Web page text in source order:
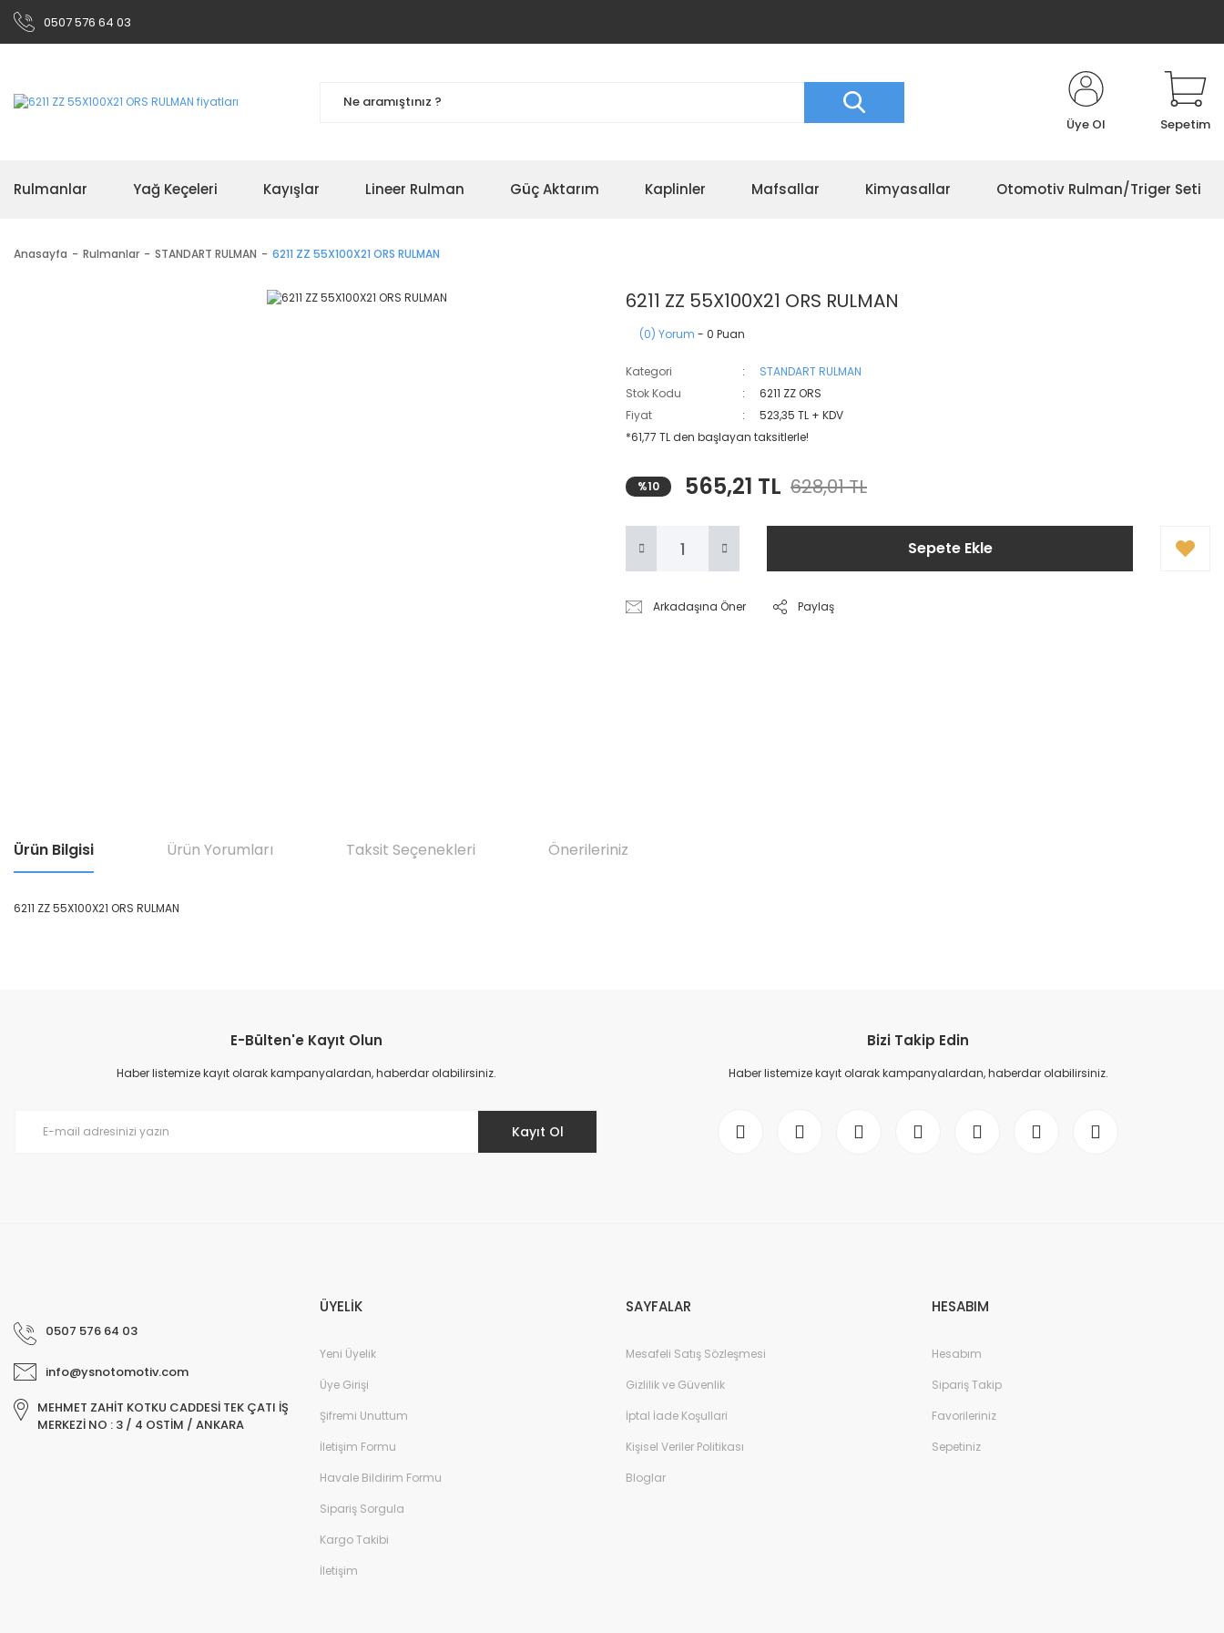
0507 576 64 03
Üye Ol Sepetim
Rulmanlar Yağ Keçeleri Kayışlar Lineer Rulman Güç Aktarım Kaplinler Mafsallar Kimyasallar Otomotiv Rulman/Triger Seti
Anasayfa Rulmanlar STANDART RULMAN 6211 ZZ 55X100X21 ORS RULMAN
6211 ZZ 55X100X21 ORS RULMAN
(0) Yorum - 0 Puan
Kategori
STANDART RULMAN
Stok Kodu
6211 ZZ ORS
Fiyat
523,35 TL + KDV
*61,77 TL den başlayan taksitlerle!
%10 565,21 TL 628,01 TL
Sepete Ekle
Arkadaşına Öner Paylaş
Ürün Bilgisi Ürün Yorumları Taksit Seçenekleri Önerileriniz
6211 ZZ 55X100X21 ORS RULMAN
Ürün resmi kalitesiz, bozuk veya görüntülenemiyor.
Ürün açıklamasında eksik bilgiler bulunuyor.
E-Bülten'e Kayıt Olun
Haber listemize kayıt olarak kampanyalardan, haberdar olabilirsiniz.
Kayıt Ol
Bizi Takip Edin
Haber listemize kayıt olarak kampanyalardan, haberdar olabilirsiniz.
0507 576 64 03
info@ysnotomotiv.com
MEHMET ZAHİT KOTKU CADDESİ TEK ÇATI İŞ
MERKEZİ NO : 3 / 4 OSTİM / ANKARA
ÜYELİK
Yeni Üyelik
Üye Girişi
Şifremi Unuttum
İletişim Formu
Havale Bildirim Formu
Sipariş Sorgula
Kargo Takibi
İletişim
SAYFALAR
Mesafeli Satış Sözleşmesi
Gizlilik ve Güvenlik
İptal İade Koşullari
Kişisel Veriler Politikası
Bloglar
HESABIM
Hesabım
Sipariş Takip
Favorileriniz
Sepetiniz